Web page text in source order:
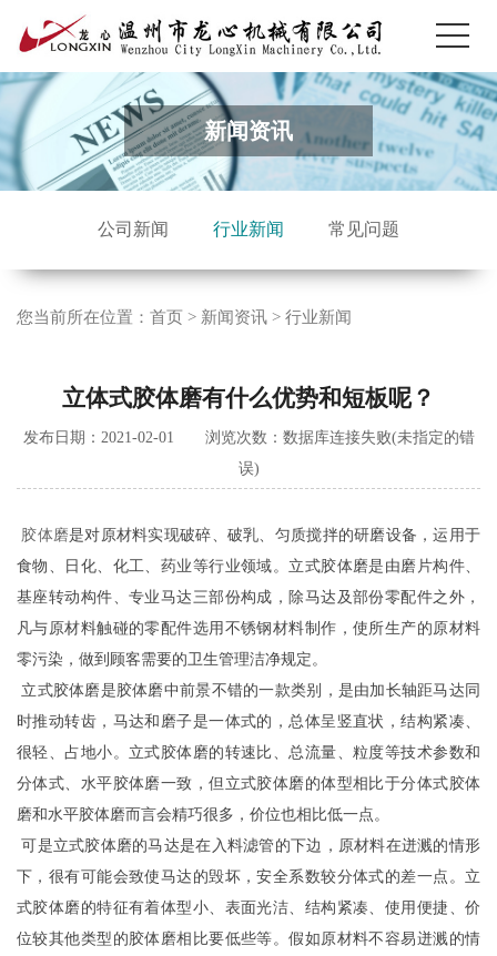
新闻资讯
公司新闻 行业新闻 常见问题
您当前所在位置： 首页 > 新闻资讯 > 行业新闻
立体式胶体磨有什么优势和短板呢？
发布日期：2021-02-01 浏览次数： 数据库连接失败(未指定的错
误)
胶体磨是对原材料实现破碎、破乳、匀质搅拌的研磨设备，运用于
食物、日化、化工、药业等行业领域。立式胶体磨是由磨片构件、
基座转动构件、专业马达三部份构成，除马达及部份零配件之外，
凡与原材料触碰的零配件选用不锈钢材料制作，使所生产的原材料
零污染，做到顾客需要的卫生管理洁净规定。
立式胶体磨是胶体磨中前景不错的一款类别，是由加长轴距马达同
时推动转齿，马达和磨子是一体式的，总体呈竖直状，结构紧凑、
很轻、占地小。立式胶体磨的转速比、总流量、粒度等技术参数和
分体式、水平胶体磨一致，但立式胶体磨的体型相比于分体式胶体
磨和水平胶体磨而言会精巧很多，价位也相比低一点。
可是立式胶体磨的马达是在入料滤管的下边，原材料在迸溅的情形
下，很有可能会致使马达的毁坏，安全系数较分体式的差一点。立
式胶体磨的特征有着体型小、表面光洁、结构紧凑、使用便捷、价
位较其他类型的胶体磨相比要低些等。假如原材料不容易迸溅的情